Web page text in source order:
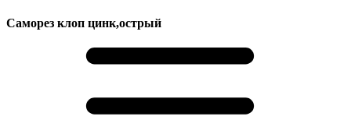
Саморез клоп цинк,острый